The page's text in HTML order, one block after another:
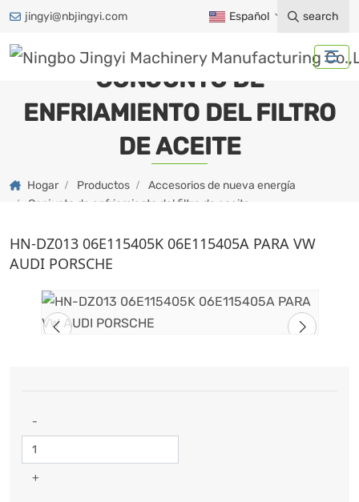
jingyi@nbjingyi.com Español search
CONJUNTO DE
ENFRIAMIENTO DEL FILTRO
DE ACEITE
Hogar Productos
Accesorios de nueva energía
Conjunto de enfriamiento del filtro de aceite
HN-DZ013 06E115405K 06E115405A PARA VW
AUDI PORSCHE
-
+